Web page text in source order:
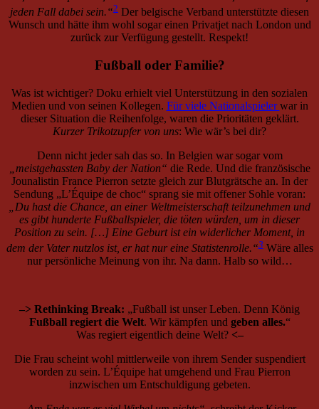
jeden Fall dabei sein.“2 Der belgische Verband unterstützte diesen
Wunsch und hätte ihm wohl sogar einen Privatjet nach London und
zurück zur Verfügung gestellt. Respekt!
Fußball oder Familie?
Was ist wichtiger? Doku erhielt viel Unterstützung in den sozialen
Medien und von seinen Kollegen. Für viele Nationalspielerwar in
dieser Situation die Reihenfolge, waren die Prioritäten geklärt.
Kurzer Trikotzupfer von uns: Wie wär’s bei dir?
Denn nicht jeder sah das so. In Belgien war sogar vom
„meistgehassten Baby der Nation“ die Rede. Und die französische
Jounalistin France Pierron setzte gleich zur Blutgrätsche an. In der
Sendung „L’Équipe de choc“ sprang sie mit offener Sohle voran:
„Du hast die Chance, an einer Weltmeisterschaft teilzunehmen und
es gibt hunderte Fußballspieler, die töten würden, um in dieser
Position zu sein. […] Eine Geburt ist ein widerlicher Moment, in
dem der Vater nutzlos ist, er hat nur eine Statistenrolle.“3Wäre alles
nur persönliche Meinung von ihr. Na dann. Halb so wild…
–> Rethinking Break: „Fußball ist unser Leben. Denn König
Fußball regiert die Welt. Wir kämpfen und geben alles.“
Was regiert eigentlich deine Welt?<–
Die Frau scheint wohl mittlerweile von ihrem Sender suspendiert
worden zu sein. L’Équipe hat umgehend und Frau Pierron
inzwischen um Entschuldigung gebeten.